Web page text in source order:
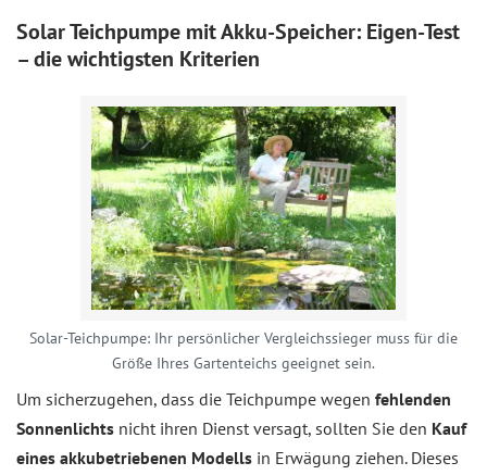
Solar Teichpumpe mit Akku-Speicher: Eigen-Test
– die wichtigsten Kriterien
Solar-Teichpumpe: Ihr persönlicher Vergleichssieger muss für die
Größe Ihres Gartenteichs geeignet sein.
Um sicherzugehen, dass die Teichpumpe wegen fehlenden
Sonnenlichts nicht ihren Dienst versagt, sollten Sie den Kauf
eines akkubetriebenen Modells in Erwägung ziehen. Dieses